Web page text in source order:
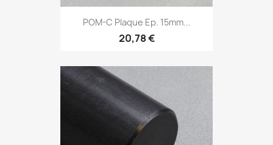
POM-C Plaque Ep. 15mm...
20,78 €